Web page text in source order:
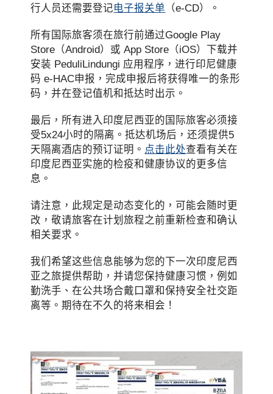
行人员还需要登记电子报关单 （e-CD）。
所有国际旅客须在旅行前通过Google Play
Store（Android）或 App Store（iOS）下载并
安装 PeduliLindungi 应用程序，进行印尼健康
码 e-HAC申报，完成申报后将获得唯一的条形
码，并在登记值机和抵达时出示。
最后，所有进入印度尼西亚的国际旅客必须接
受5x24小时的隔离。抵达机场后，还须提供5
天隔离酒店的预订证明。 点击此处查看有关在
印度尼西亚实施的检疫和健康协议的更多信
息。
请注意，此规定是动态变化的，可能会随时更
改，敬请旅客在计划旅程之前重新检查和确认
相关要求。
我们希望这些信息能够为您的下一次印度尼西
亚之旅提供帮助，并请您保持健康习惯，例如
勤洗手、在公共场合戴口罩和保持安全社交距
离等。期待在不久的将来相会！